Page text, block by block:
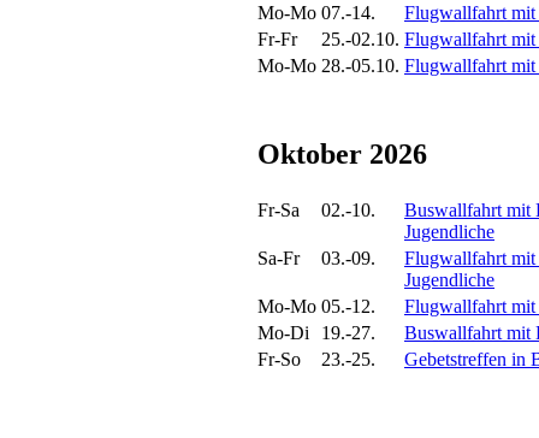
Mo-Mo 07.-14.
Flugwallfahrt
Fr-Fr
25.-02.10. Flugwallfahrt
Mo-Mo 28.-05.10. Flugwallfahrt mit
Oktober 2026
Fr-Sa 02.-10.
Buswallfahrt mit
Jugendliche
Sa-Fr
03.-09.
Flugwallfahrt mit
Jugendliche
Mo-Mo 05.-12.
Flugwallfahrt
Mo-Di
19.-27.
Buswallfahrt mit
Fr-So
23.-25. Gebetstreffen in